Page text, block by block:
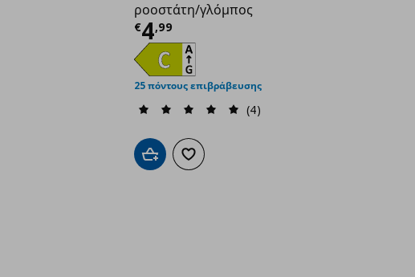
ροοστάτη/γλόμπος
€4,99
Τρέχουσα τιμή
25 πόντους επιβράβευσης
(4)
Προσθήκη στο καλάθι
Προσθήκη στα αγαπημένα